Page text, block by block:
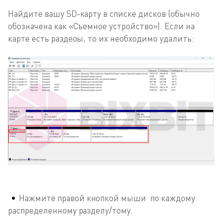
Найдите вашу SD-карту в списке дисков (обычно
обозначена как «Съемное устройство»). Если на
карте есть раздеоы, то их необходимо удалить:
Нажмите правой кнопкой мыши по каждому
распределенному разделу/тому.